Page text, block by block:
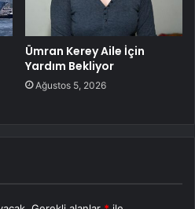
Ümran Kerey Aile İçin
Yardım Bekliyor
Ağustos 5, 2026